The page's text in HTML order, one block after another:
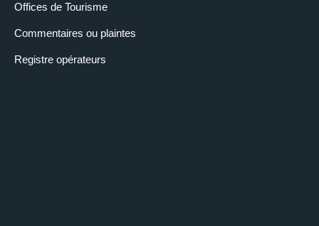
Offices de Tourisme
Commentaires ou plaintes
Registre opérateurs